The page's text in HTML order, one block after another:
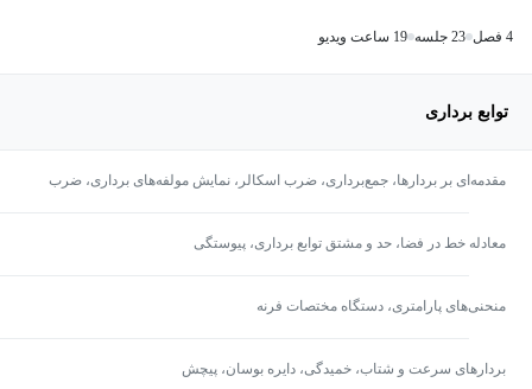
4 فصل 23 جلسه 19 ساعت ویدیو
توابع برداری
مقدمه‌ای بر بردارها، جمع‌برداری، ضرب اسکالر، نمایش مولفه‌های برداری، ضرب
معادله خط در فضا، حد و مشتق توابع برداری، پیوستگی
منحنی‌های پارامتری، دستگاه مختصات فرنه
بردارهای سرعت و شتاب، خمیدگی، دایره بوسان، پیچش